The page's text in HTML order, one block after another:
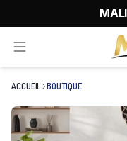
ACCUEIL BOUTIQUE